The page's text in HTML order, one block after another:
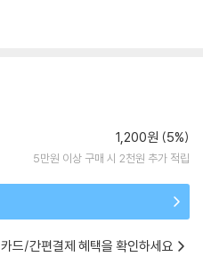
1,200원 (5%)
5만원 이상 구매 시 2천원 추가 적립
카드/간편결제 혜택을 확인하세요